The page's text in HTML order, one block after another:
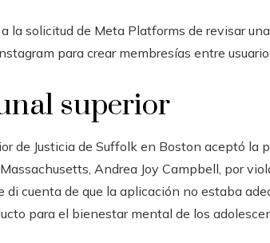
la solicitud de Meta Platforms de revisar
para crear membresías entre
superior
de Justicia de Suffolk en Boston aceptó la
Andrea Joy Campbell, por
di cuenta de que la aplicación no estaba
para el bienestar mental de los